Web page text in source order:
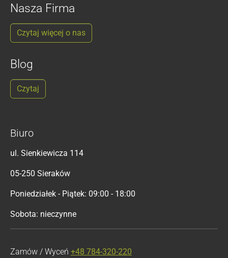
Nasza Firma
Czytaj więcej o nas
Blog
Czytaj
Biuro
ul. Sienkiewicza 114
05-250 Sieraków
Poniedziałek - Piątek: 09:00 - 18:00
Sobota: nieczynne
Zamów / Wyceń +48 784-320-220